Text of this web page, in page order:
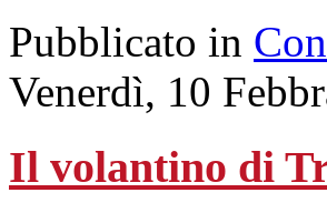
Pubblicato in
Venerdì, 10
Il volantino di